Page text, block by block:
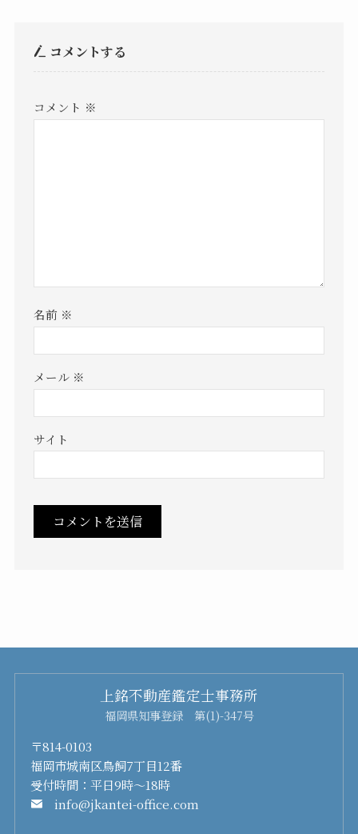
コメントする
コメント ※
名前 ※
メール ※
サイト
上銘不動産鑑定士事務所
福岡県知事登録 第(1)-347号
〒814-0103
福岡市城南区鳥飼7丁目12番
受付時間：平日9時～18時
info@jkantei-office.com